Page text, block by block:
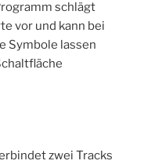
schlägt
vor und kann bei
Symbole lassen
zwei Tracks